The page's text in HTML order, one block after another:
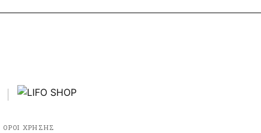
ΟΡΟΙ ΧΡΗΣΗΣ